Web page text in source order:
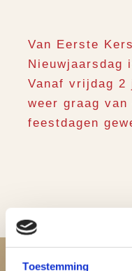
Toestemming
Van Eerste
Nieuwjaarsdag
Vanaf vrijdag
weer graag
feestdagen